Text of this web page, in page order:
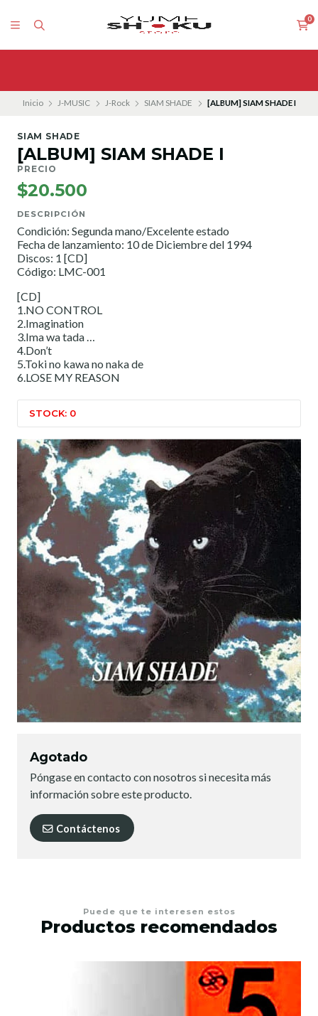
0
Inicio J-MUSIC J-Rock SIAM SHADE [ALBUM] SIAM SHADE I
SIAM SHADE
[ALBUM] SIAM SHADE I
PRECIO
$20.500
DESCRIPCIÓN
Condición: Segunda mano/Excelente estado
Fecha de lanzamiento: 10 de Diciembre del 1994
Discos: 1 [CD]
Código: LMC-001
[CD]
1.NO CONTROL
2.Imagination
3.Ima wa tada …
4.Don’t
5.Toki no kawa no naka de
6.LOSE MY REASON
STOCK: 0
Agotado
Póngase en contacto con nosotros si necesita más
información sobre este producto.
Contáctenos
Puede que te interesen estos
Productos recomendados